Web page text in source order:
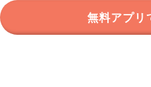
無料アプリ